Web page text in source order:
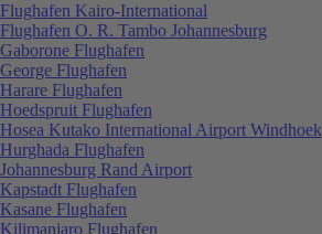
Flughafen Kairo-International
Flughafen O. R. Tambo Johannesburg
Gaborone Flughafen
George Flughafen
Harare Flughafen
Hoedspruit Flughafen
Hosea Kutako International Airport Windhoek
Hurghada Flughafen
Johannesburg Rand Airport
Kapstadt Flughafen
Kasane Flughafen
Kilimanjaro Flughafen